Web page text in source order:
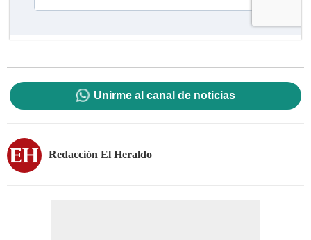
Unirme al canal de noticias
Redacción El Heraldo